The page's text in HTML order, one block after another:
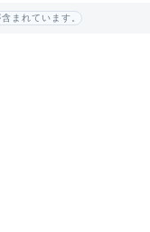
まれています。